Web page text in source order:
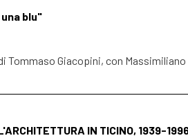
blu"
Tommaso Giacopini, con Massimiliano
IN TICINO, 1939-